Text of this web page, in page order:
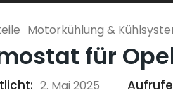
Motorkühlung &
für
2. Mai 2025